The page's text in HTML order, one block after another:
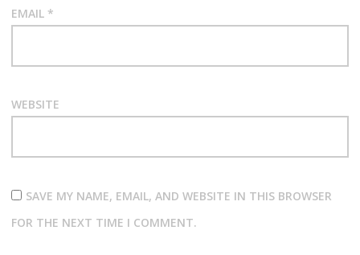
EMAIL *
WEBSITE
SAVE MY NAME, EMAIL, AND WEBSITE IN THIS BROWSER
FOR THE NEXT TIME I COMMENT.